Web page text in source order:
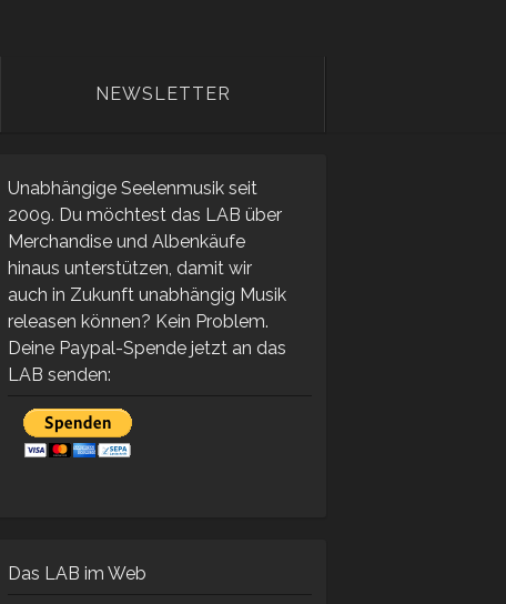
NEWSLETTER
Unabhängige Seelenmusik seit
2009. Du möchtest das LAB über
Merchandise und Albenkäufe
hinaus unterstützen, damit wir
auch in Zukunft unabhängig Musik
releasen können? Kein Problem.
Deine Paypal-Spende jetzt an das
LAB senden:
Das LAB im Web